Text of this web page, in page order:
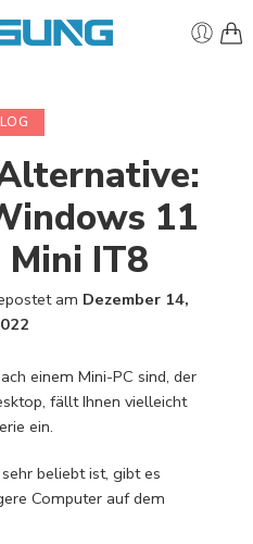
11
Mini IT8
am Dezember 14,
einem Mini-PC sind, der
fällt Ihnen vielleicht
ein.
beliebt ist, gibt es
Computer auf dem